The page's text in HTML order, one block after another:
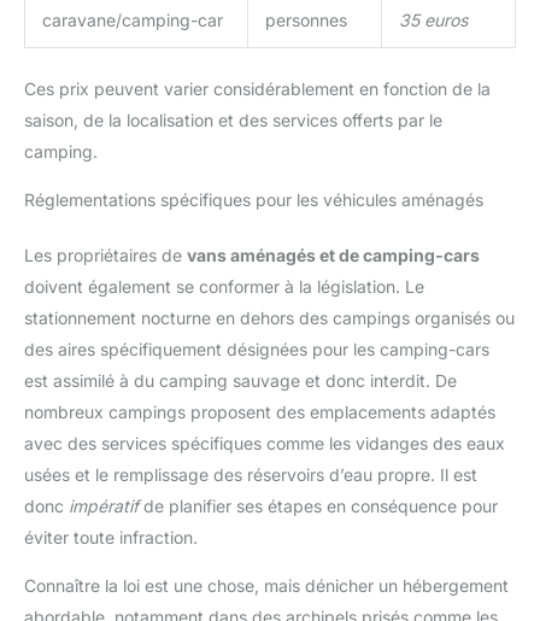
caravane/camping-car
personnes
35 euros
Ces prix peuvent varier considérablement en fonction de la
saison, de la localisation et des services offerts par le
camping.
Réglementations spécifiques pour les véhicules aménagés
Les propriétaires de vans aménagés et de camping-cars
doivent également se conformer à la législation. Le
stationnement nocturne en dehors des campings organisés ou
des aires spécifiquement désignées pour les camping-cars
est assimilé à du camping sauvage et donc interdit. De
nombreux campings proposent des emplacements adaptés
avec des services spécifiques comme les vidanges des eaux
usées et le remplissage des réservoirs d’eau propre. Il est
donc impératifde planifier ses étapes en conséquence pour
éviter toute infraction.
Connaître la loi est une chose, mais dénicher un hébergement
abordable, notamment dans des archipels prisés comme les